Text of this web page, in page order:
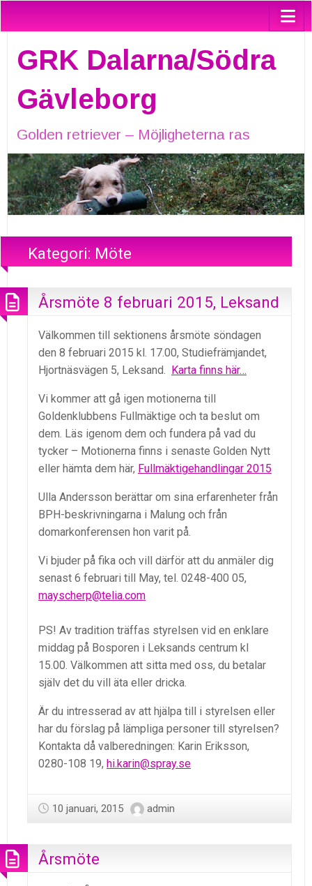
GRK Dalarna/Södra
Gävleborg
Golden retriever – Möjligheterna ras
Kategori: Möte
Årsmöte 8 februari 2015, Leksand
Välkommen till sektionens årsmöte söndagen
den 8 februari 2015 kl. 17.00, Studiefrämjandet,
Hjortnäsvägen 5, Leksand. Karta finns här…
Vi kommer att gå igen motionerna till
Goldenklubbens Fullmäktige och ta beslut om
dem. Läs igenom dem och fundera på vad du
tycker – Motionerna finns i senaste Golden Nytt
eller hämta dem här, Fullmäktigehandlingar 2015
Ulla Andersson berättar om sina erfarenheter från
BPH-beskrivningarna i Malung och från
domarkonferensen hon varit på.
Vi bjuder på fika och vill därför att du anmäler dig
senast 6 februari till May, tel. 0248-400 05,
mayscherp@telia.com
PS! Av tradition träffas styrelsen vid en enklare
middag på Bosporen i Leksands centrum kl
15.00. Välkommen att sitta med oss, du betalar
själv det du vill äta eller dricka.
Är du intresserad av att hjälpa till i styrelsen eller
har du förslag på lämpliga personer till styrelsen?
Kontakta då valberedningen: Karin Eriksson,
0280-108 19, hi.karin@spray.se
10 januari, 2015 admin
Årsmöte